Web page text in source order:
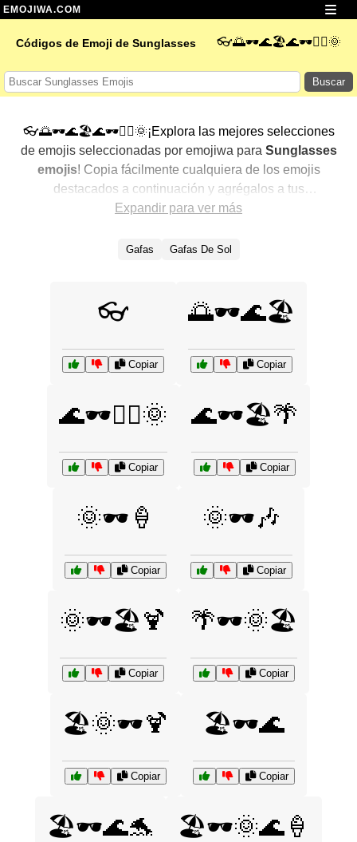
EMOJIWA.COM
Códigos de Emoji de Sunglasses 👓🌅🕶️🌊🏖️🌊🕶️🏄‍♀️🌞
Buscar
👓🌅🕶️🌊🏖️🌊🕶️🏄‍♀️🌞¡Explora las mejores selecciones
de emojis seleccionadas por emojiwa para Sunglasses
emojis! Copia fácilmente cualquiera de los emojis
destacados a continuación y agrégalos a tus
conversaciones para un toque personalizado. Hemos
mostrando primero los más populares. ¿Buscas más?
Expandir para ver más
Gafas Gafas De Sol
👓
Copiar
🌅🕶️🌊🏖️
Copiar
🌊🕶️🏄‍♀️🌞
Copiar
🌊🕶️🏖️🌴
Copiar
🌞🕶️🍦
Copiar
🌞🕶️🎶
Copiar
🌞🕶️🏖️🍹
Copiar
🌴🕶️🌞🏖️
Copiar
🏖️🌞🕶️🍹
Copiar
🏖️🕶️🌊
Copiar
🏖️🕶️🌊🐬 🏖️🕶️🌞🌊🍦